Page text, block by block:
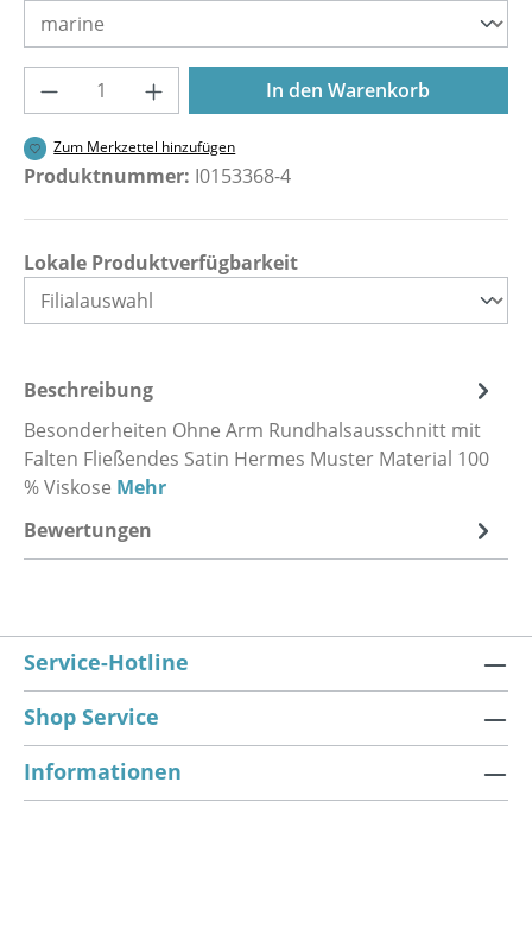
Produkt Anzahl: Gib den gewünschten
In den Warenkorb
Zum Merkzettel hinzufügen
Produktnummer: I0153368-4
Lokale Produktverfügbarkeit
Beschreibung
Besonderheiten Ohne Arm Rundhalsausschnitt mit
Falten Fließendes Satin Hermes Muster Material 100
% Viskose Mehr
Bewertungen
Service-Hotline
Shop Service
Informationen